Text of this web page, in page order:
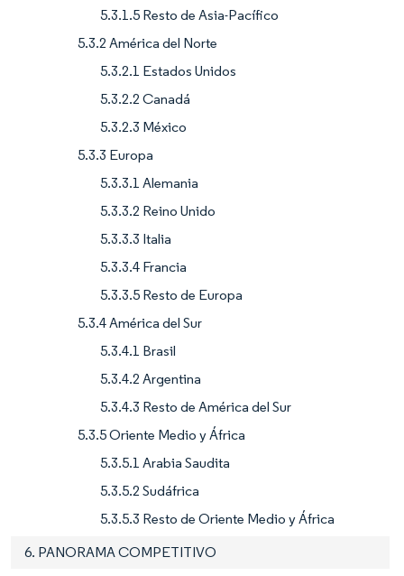
5.3.1.5 Resto de Asia-Pacífico
5.3.2 América del Norte
5.3.2.1 Estados Unidos
5.3.2.2 Canadá
5.3.2.3 México
5.3.3 Europa
5.3.3.1 Alemania
5.3.3.2 Reino Unido
5.3.3.3 Italia
5.3.3.4 Francia
5.3.3.5 Resto de Europa
5.3.4 América del Sur
5.3.4.1 Brasil
5.3.4.2 Argentina
5.3.4.3 Resto de América del Sur
5.3.5 Oriente Medio y África
5.3.5.1 Arabia Saudita
5.3.5.2 Sudáfrica
5.3.5.3 Resto de Oriente Medio y África
6. PANORAMA COMPETITIVO